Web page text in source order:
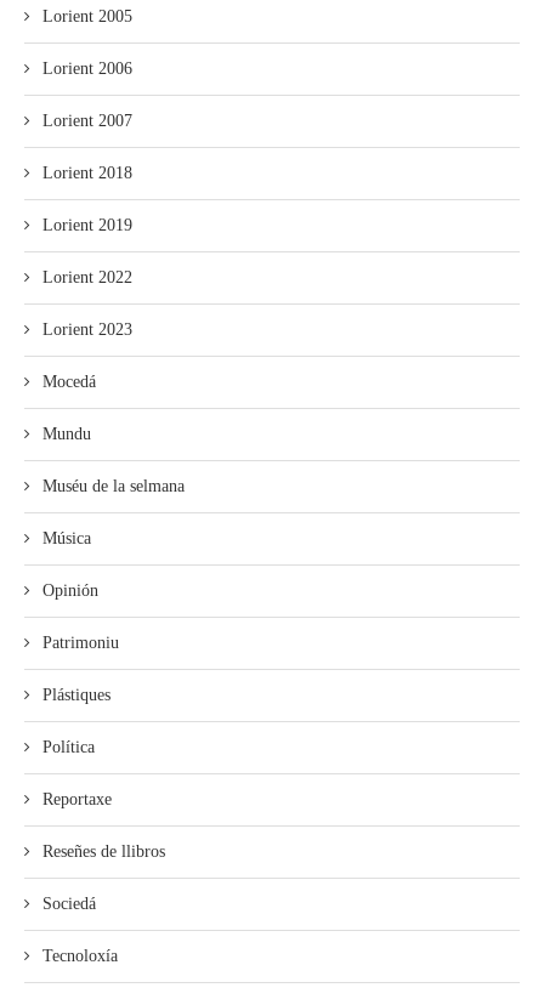
Lorient 2005
Lorient 2006
Lorient 2007
Lorient 2018
Lorient 2019
Lorient 2022
Lorient 2023
Mocedá
Mundu
Muséu de la selmana
Música
Opinión
Patrimoniu
Plástiques
Política
Reportaxe
Reseñes de llibros
Sociedá
Tecnoloxía